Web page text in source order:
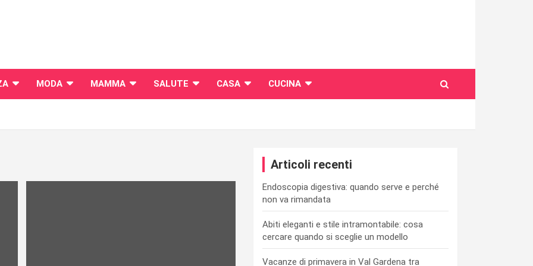
MODA MAMMA SALUTE CASA CUCINA
Articoli recenti
Endoscopia digestiva: quando serve e perché
non va rimandata
Abiti eleganti e stile intramontabile: cosa
cercare quando si sceglie un modello
Vacanze di primavera in Val Gardena tra